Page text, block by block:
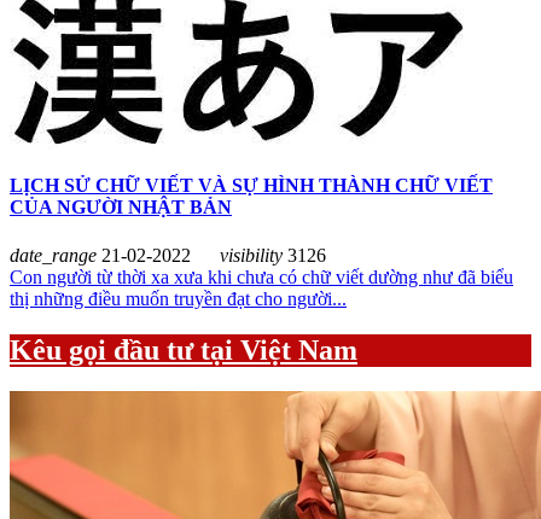
LỊCH SỬ CHỮ VIẾT VÀ SỰ HÌNH THÀNH CHỮ VIẾT
CỦA NGƯỜI NHẬT BẢN
date_range 21-02-2022 visibility 3126
Con người từ thời xa xưa khi chưa có chữ viết dường như đã biểu
thị những điều muốn truyền đạt cho người...
Kêu gọi đầu tư tại Việt Nam